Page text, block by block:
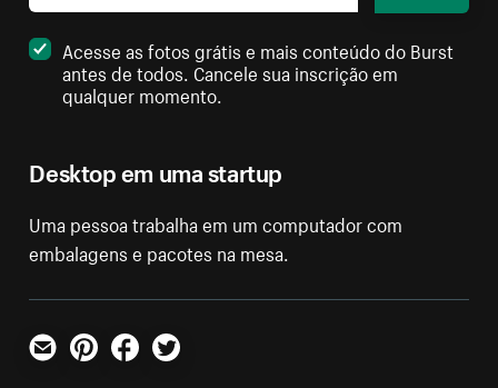
Desktop em uma startup
Uma pessoa trabalha em um computador com
embalagens e pacotes na mesa.
Acesse as fotos grátis e mais conteúdo do Burst
antes de todos. Cancele sua inscrição em
qualquer momento.
E-mailPinterestFacebookTwitter